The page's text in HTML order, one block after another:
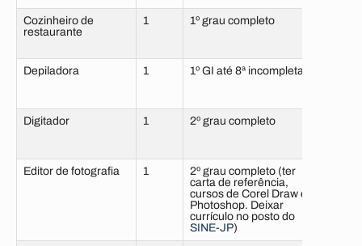
Cozinheiro de
restaurante
1 1º grau completo
Depiladora 1 1º GI até 8ª incompleta
Digitador 1 2º grau completo
Editor de fotografia 1
2º grau completo (ter
carta de referência,
cursos de Corel Draw e
Photoshop. Deixar
currículo no posto do
SINE-JP)